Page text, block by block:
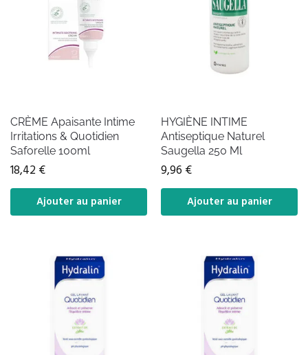
CRÈME Apaisante Intime
Irritations & Quotidien
Saforelle 100ml
18,42 €
Ajouter au panier
HYGIÈNE INTIME
Antiseptique Naturel
Saugella 250 Ml
9,96 €
Ajouter au panier